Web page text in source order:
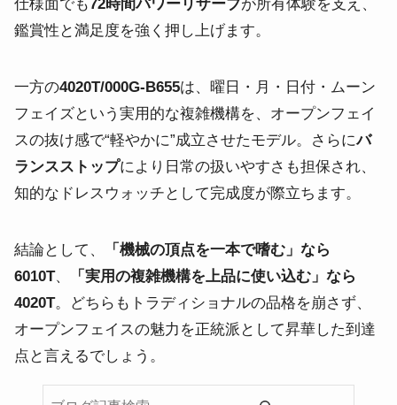
仕様面でも 72時間パワーリザーブが所有体験を支え、
鑑賞性と満足度を強く押し上げます。
一方の4020T/000G-B655は、曜日・月・日付・ムーン
フェイズという実用的な複雑機構を、オープンフェイ
スの抜け感で“軽やかに”成立させたモデル。さらにバ
ランスストップにより日常の扱いやすさも担保され、
知的なドレスウォッチとして完成度が際立ちます。
結論として、
「機械の頂点を一本で嗜む」なら
6010T、
「実用の複雑機構を上品に使い込む」なら
4020T。どちらもトラディショナルの品格を崩さず、
オープンフェイスの魅力を正統派として昇華した到達
点と言えるでしょう。